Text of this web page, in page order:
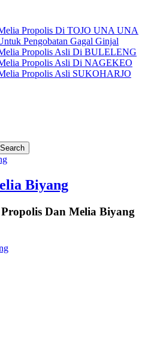
Propolis Di TOJO UNA UNA
Pengobatan Gagal Ginjal
Propolis Asli Di BULELENG
Propolis Asli Di NAGEKEO
Propolis Asli SUKOHARJO
Biyang
Dan Melia Biyang